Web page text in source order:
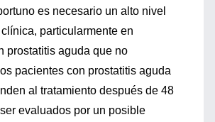
es necesario un alto nivel
particularmente en
prostatitis aguda que no
pacientes con prostatitis aguda
al tratamiento después de 48
evaluados por un posible